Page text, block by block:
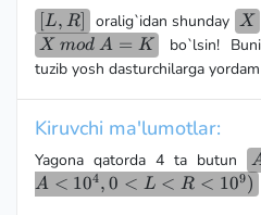
[L,
R]
L, R] oralig`idan shunday X
X
X
\space
A = K
X mod A = K
bo`lsin!
tuzib yosh dasturchilarga
Kiruvchi ma'lumotlar:
Yagona qatorda 4 ta butun
L
A < 104, 0 < L < R < 109)